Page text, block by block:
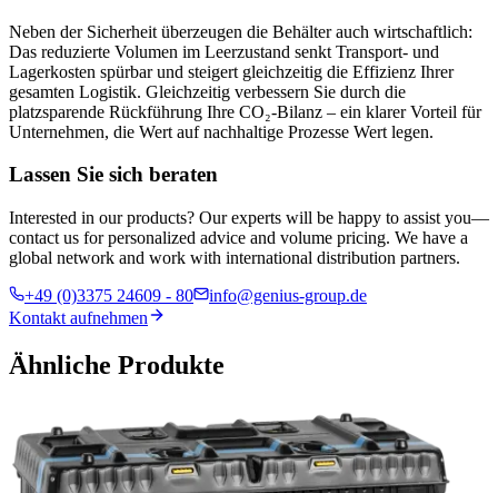
Neben der Sicherheit überzeugen die Behälter auch wirtschaftlich:
Das reduzierte Volumen im Leerzustand senkt Transport- und
Lagerkosten spürbar und steigert gleichzeitig die Effizienz Ihrer
gesamten Logistik. Gleichzeitig verbessern Sie durch die
platzsparende Rückführung Ihre CO₂‑Bilanz – ein klarer Vorteil für
Unternehmen, die Wert auf nachhaltige Prozesse Wert legen.
Lassen Sie sich beraten
Interested in our products? Our experts will be happy to assist you—
contact us for personalized advice and volume pricing. We have a
global network and work with international distribution partners.
+49 (0)3375 24609 - 80
info@genius-group.de
Kontakt aufnehmen
Ähnliche Produkte